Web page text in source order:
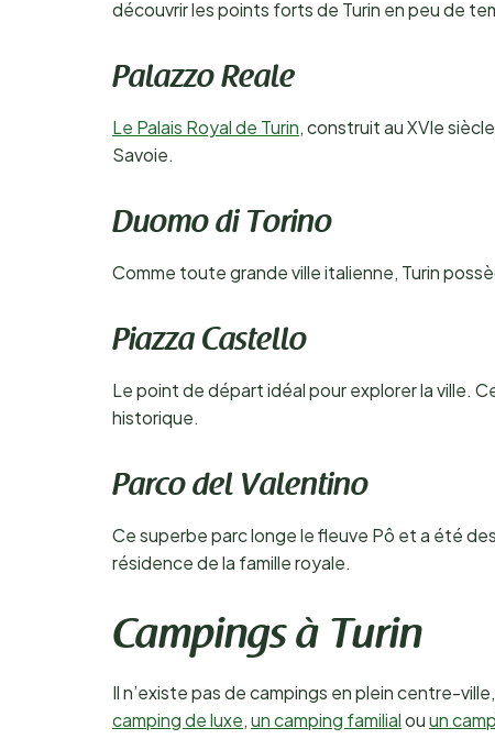
découvrir les points forts de Turin en peu de
Palazzo Reale
Le Palais Royal de Turin, construit au XVIe
Savoie.
Duomo di Torino
Comme toute grande ville italienne, Turin
Piazza Castello
Le point de départ idéal pour explorer la ville.
historique.
Parco del Valentino
Ce superbe parc longe le fleuve Pô et a été
résidence de la famille royale.
Campings à Turin
Il n’existe pas de campings en plein centre-
camping de luxe,un camping familialouun